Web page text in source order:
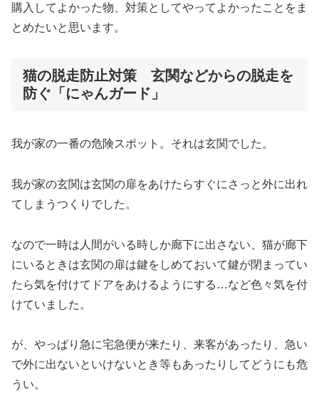
購入してよかった物、対策としてやってよかったことをま
とめたいと思います。
猫の脱走防止対策 玄関などからの脱走を
防ぐ「にゃんガード」
我が家の一番の危険スポット。それは玄関でした。
我が家の玄関は玄関の扉をあけたらすぐにさっと外に出れ
てしまうつくりでした。
なので一時は人間がいる時しか廊下に出さない、猫が廊下
にいるときは玄関の扉は鍵をしめておいて鍵が閉まってい
たら気を付けてドアをあけるようにする…など色々気を付
けていました。
が、やっぱり急に宅急便が来たり、来客があったり、急い
で外に出ないといけないとき等もあったりしてどうにも危
うい。